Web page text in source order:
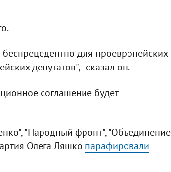
для проевропейских
депутатов", - сказал он.
соглашение будет
"Народный фронт", "Объединение
Олега Ляшко парафировали